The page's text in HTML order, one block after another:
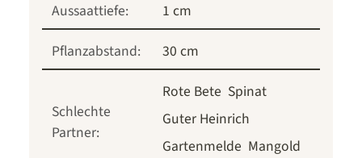
Aussaattiefe:
1 cm
Pflanzabstand:
30 cm
Schlechte
Partner:
Rote Bete Spinat
Guter Heinrich
Gartenmelde Mangold